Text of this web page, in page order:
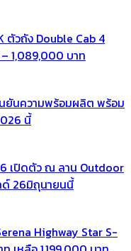
ตัวถัง Double Cab 4
1,089,000 บาท
นยันความพร้อมผลิต พร้อม
นี้
เปิดตัว ณ ลาน Outdoor
ด์ 26มิถุนายนนี้
Highway Star S-